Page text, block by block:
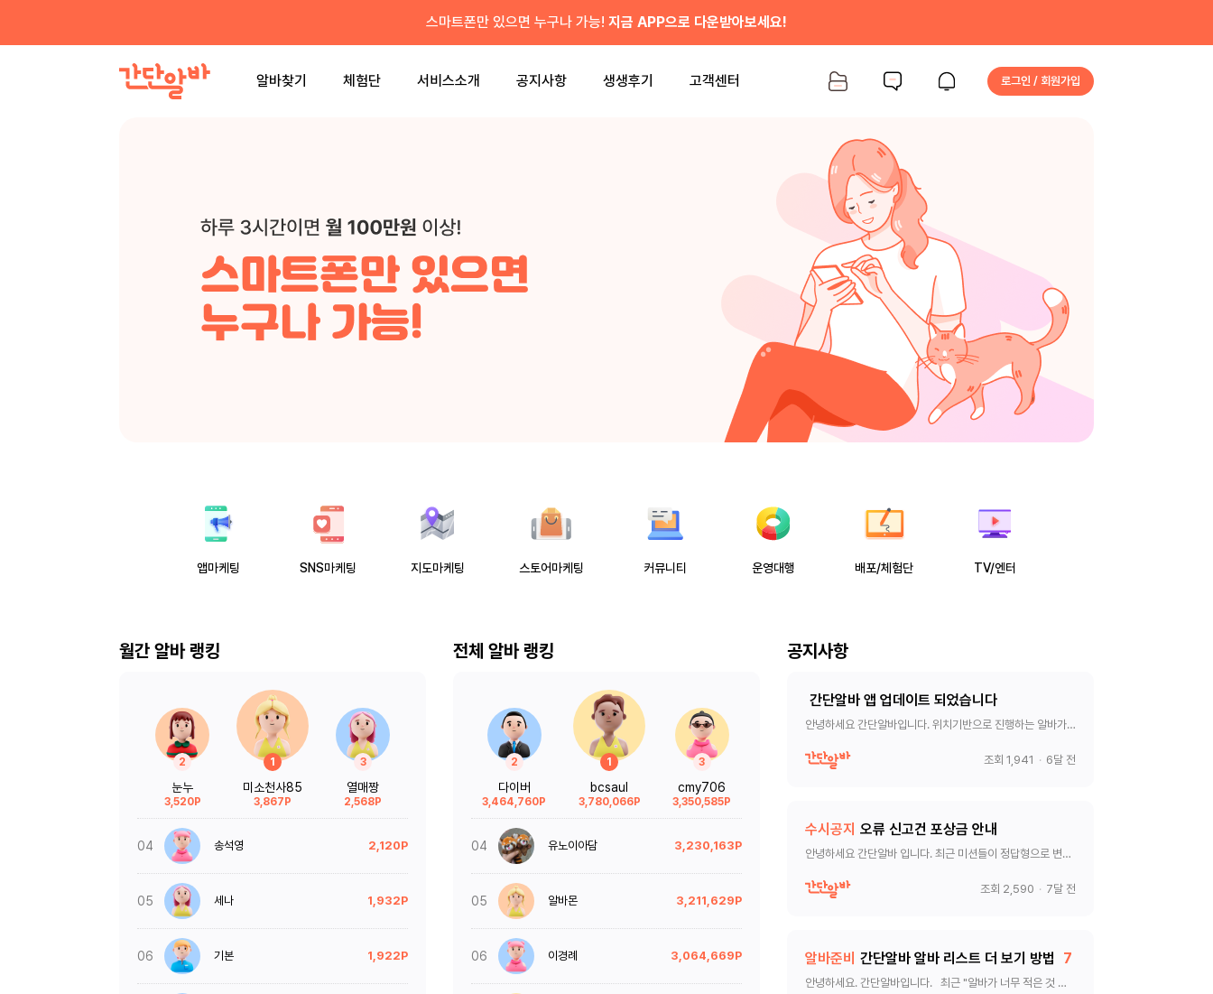
스마트폰만 있으면 누구나 가능! 지금 APP으로 다운받아보세요!
알바찾기 체험단 서비스소개 공지사항 생생후기 고객센터 로그인 / 회원가입
앱마케팅 SNS마케팅 지도마케팅 스토어마케팅 커뮤니티 운영대행 배포/체험단 TV/엔터
월간 알바 랭킹
2
눈누
3,520P
1
미소천사85
3,867P
3
열매짱
2,568P
04 송석영 2,120P
05 세나 1,932P
06 기본 1,922P
전체 알바 랭킹
2
다이버
3,464,760P
1
bcsaul
3,780,066P
3
cmy706
3,350,585P
04 유노이아담 3,230,163P
05 알바몬 3,211,629P
06 이경례 3,064,669P
공지사항
간단알바 앱 업데이트 되었습니다
안녕하세요 간단알바입니다. 위치기반으로 진행하는 알바가
진행 부탁드리겠습니다. 감사합니다. 안드로이드 간단알바 –
조회 1,941 · 6달 전
수시공지 오류 신고건 포상금 안내
안녕하세요 간단알바 입니다. 최근 미션들이 정답형으로 변경
정답을 제대로 제출 하였는데도 오류가 나거나, 오답이라고 계
조회 2,590 · 7달 전
알바준비 간단알바 알바 리스트 더 보기 방법 7
안녕하세요. 간단알바입니다. 최근 "알바가 너무 적은 것 같